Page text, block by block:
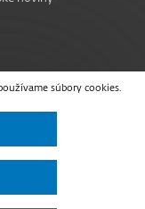
súbory cookies.